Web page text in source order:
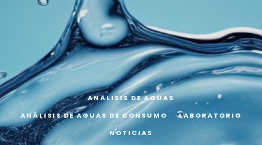
ANÁLISIS DE AGUAS
ANÁLISIS DE AGUAS DE CONSUMO
LABORATORIO
NOTICIAS